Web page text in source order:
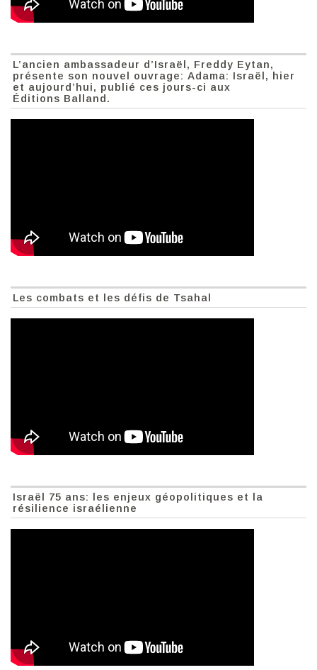
L’ancien ambassadeur d’Israël, Freddy Eytan,
présente son nouvel ouvrage: Adama: Israël, hier
et aujourd’hui, publié ces jours-ci aux
Éditions Balland.
Les combats et les défis de Tsahal
Israël 75 ans: les enjeux géopolitiques et la
résilience israélienne